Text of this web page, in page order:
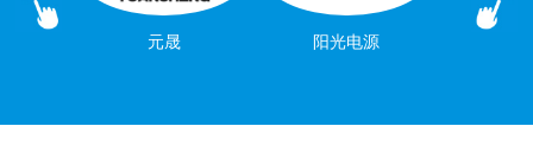
元晟 阳光电源